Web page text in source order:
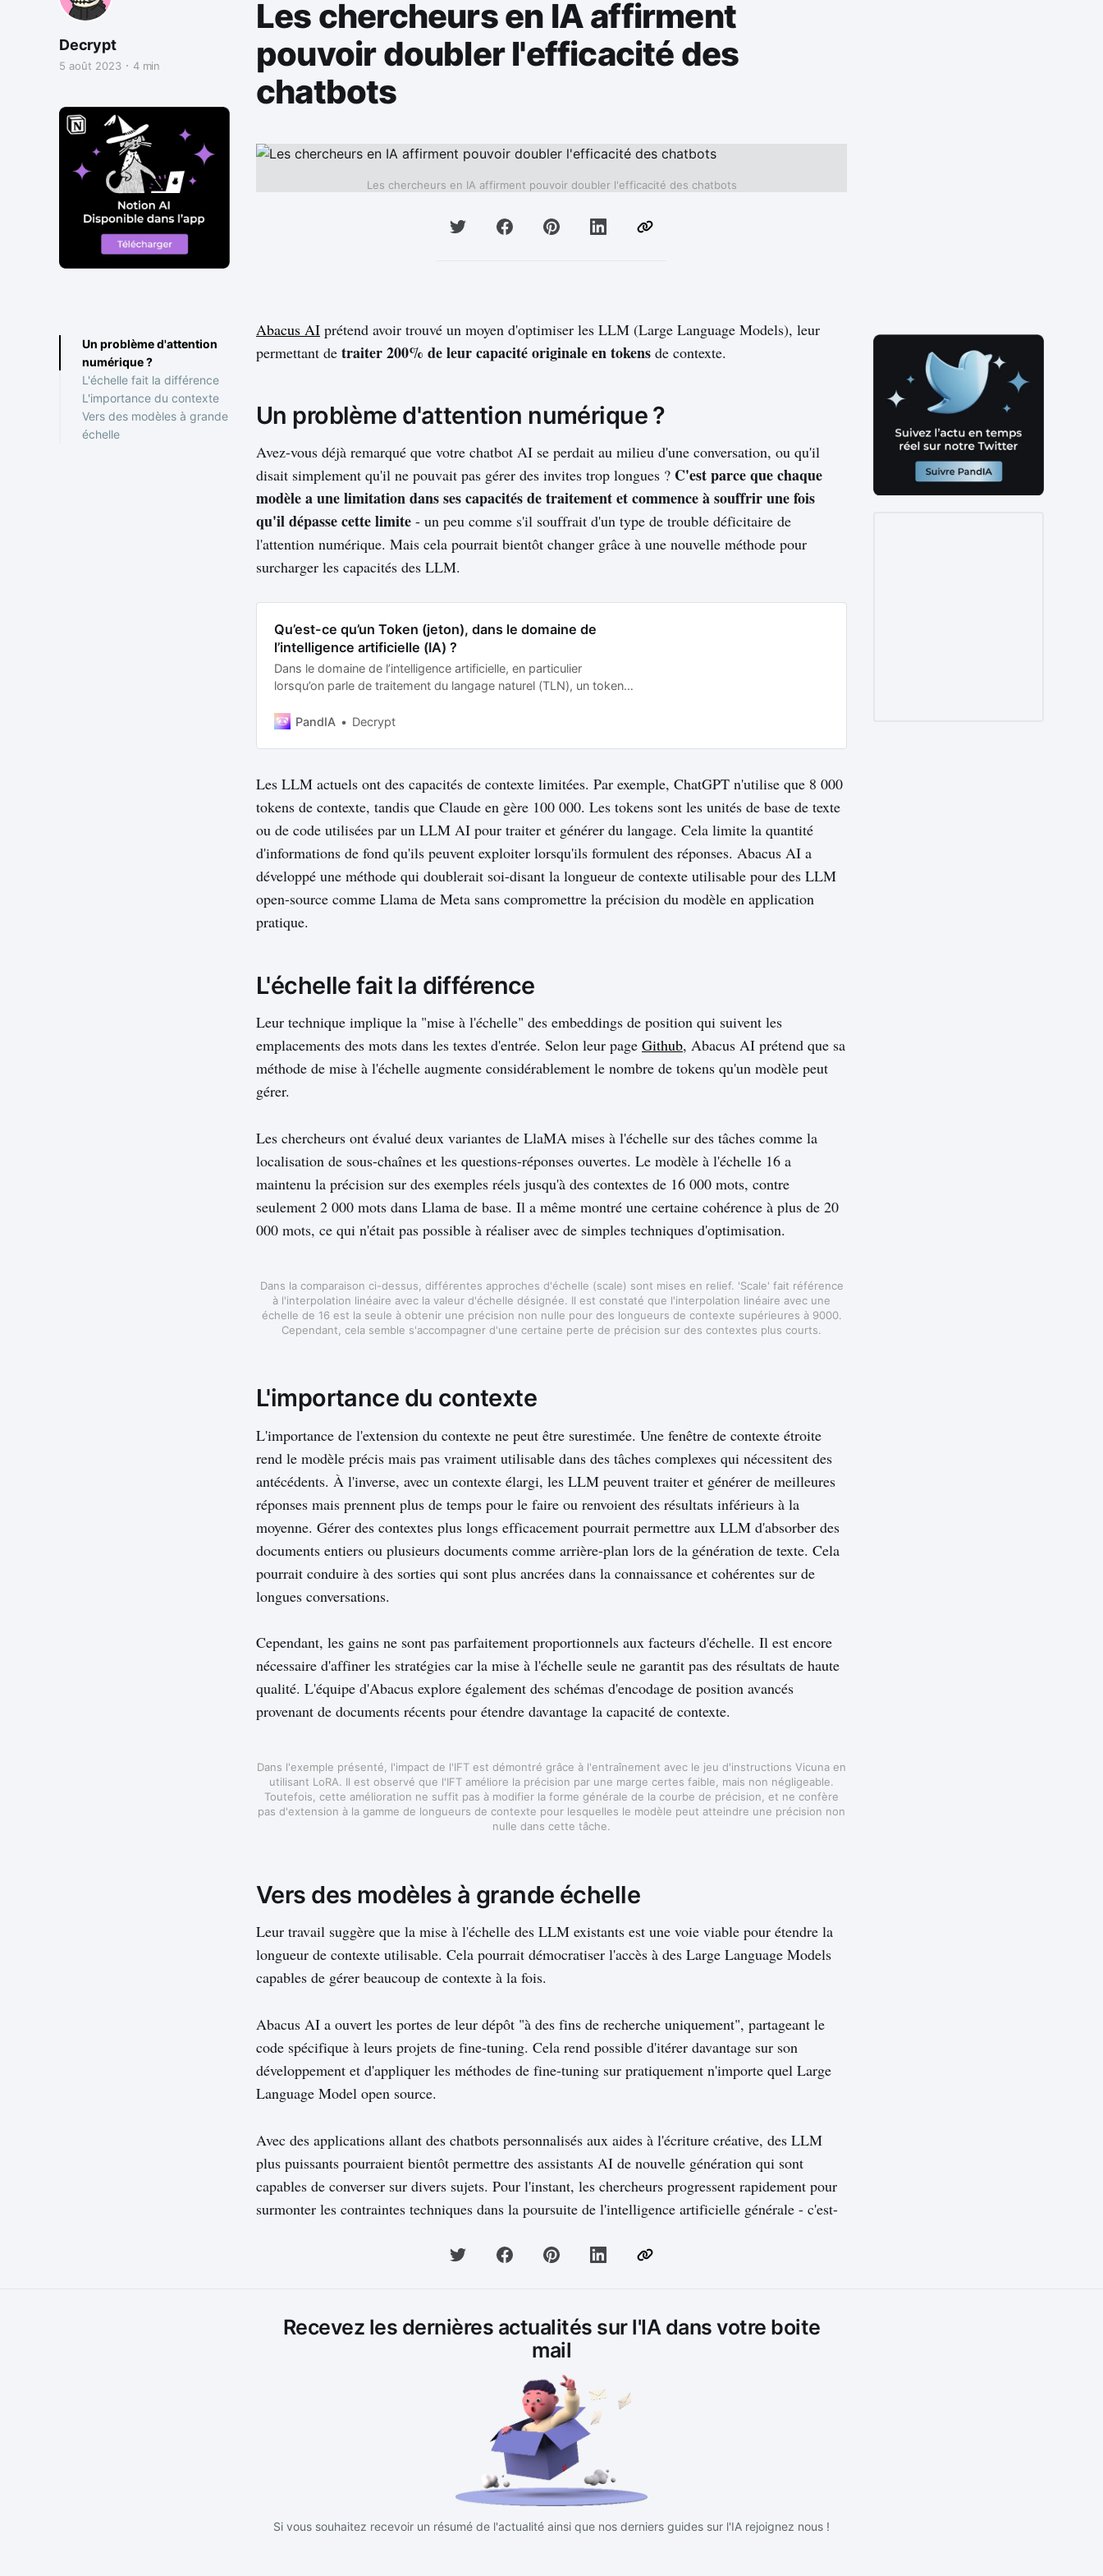
Les chercheurs en IA affirment
pouvoir doubler l'efficacité des
chatbots
Decrypt
5 août 2023 4 min
Les chercheurs en IA affirment pouvoir doubler l'efficacité des chatbots
Un problème d'attention
numérique ?
L'échelle fait la différence
L'importance du contexte
Vers des modèles à grande
échelle
Abacus AI prétend avoir trouvé un moyen d'optimiser les LLM (Large Language Models), leur
permettant de traiter 200% de leur capacité originale en tokens de contexte.
Un problème d'attention numérique ?
Avez-vous déjà remarqué que votre chatbot AI se perdait au milieu d'une conversation, ou qu'il
disait simplement qu'il ne pouvait pas gérer des invites trop longues ? C'est parce que chaque
modèle a une limitation dans ses capacités de traitement et commence à souffrir une fois
qu'il dépasse cette limite - un peu comme s'il souffrait d'un type de trouble déficitaire de
l'attention numérique. Mais cela pourrait bientôt changer grâce à une nouvelle méthode pour
surcharger les capacités des LLM.
Qu’est-ce qu’un Token (jeton), dans le domaine de
l’intelligence artificielle (IA) ?
Dans le domaine de l’intelligence artificielle, en particulier
lorsqu’on parle de traitement du langage naturel (TLN), un token
Généralement, un token représente un mot, une ponctuation, ou
PandIA Decrypt
Les LLM actuels ont des capacités de contexte limitées. Par exemple, ChatGPT n'utilise que 8 000
tokens de contexte, tandis que Claude en gère 100 000. Les tokens sont les unités de base de texte
ou de code utilisées par un LLM AI pour traiter et générer du langage. Cela limite la quantité
d'informations de fond qu'ils peuvent exploiter lorsqu'ils formulent des réponses. Abacus AI a
développé une méthode qui doublerait soi-disant la longueur de contexte utilisable pour des LLM
open-source comme Llama de Meta sans compromettre la précision du modèle en application
pratique.
L'échelle fait la différence
Leur technique implique la "mise à l'échelle" des embeddings de position qui suivent les
emplacements des mots dans les textes d'entrée. Selon leur page Github, Abacus AI prétend que sa
méthode de mise à l'échelle augmente considérablement le nombre de tokens qu'un modèle peut
gérer.
Les chercheurs ont évalué deux variantes de LlaMA mises à l'échelle sur des tâches comme la
localisation de sous-chaînes et les questions-réponses ouvertes. Le modèle à l'échelle 16 a
maintenu la précision sur des exemples réels jusqu'à des contextes de 16 000 mots, contre
seulement 2 000 mots dans Llama de base. Il a même montré une certaine cohérence à plus de 20
000 mots, ce qui n'était pas possible à réaliser avec de simples techniques d'optimisation.
Dans la comparaison ci-dessus, différentes approches d'échelle (scale) sont mises en relief. 'Scale' fait référence
à l'interpolation linéaire avec la valeur d'échelle désignée. Il est constaté que l'interpolation linéaire avec une
échelle de 16 est la seule à obtenir une précision non nulle pour des longueurs de contexte supérieures à 9000.
Cependant, cela semble s'accompagner d'une certaine perte de précision sur des contextes plus courts.
L'importance du contexte
L'importance de l'extension du contexte ne peut être surestimée. Une fenêtre de contexte étroite
rend le modèle précis mais pas vraiment utilisable dans des tâches complexes qui nécessitent des
antécédents. À l'inverse, avec un contexte élargi, les LLM peuvent traiter et générer de meilleures
réponses mais prennent plus de temps pour le faire ou renvoient des résultats inférieurs à la
moyenne. Gérer des contextes plus longs efficacement pourrait permettre aux LLM d'absorber des
documents entiers ou plusieurs documents comme arrière-plan lors de la génération de texte. Cela
pourrait conduire à des sorties qui sont plus ancrées dans la connaissance et cohérentes sur de
longues conversations.
Cependant, les gains ne sont pas parfaitement proportionnels aux facteurs d'échelle. Il est encore
nécessaire d'affiner les stratégies car la mise à l'échelle seule ne garantit pas des résultats de haute
qualité. L'équipe d'Abacus explore également des schémas d'encodage de position avancés
provenant de documents récents pour étendre davantage la capacité de contexte.
Dans l'exemple présenté, l'impact de l'IFT est démontré grâce à l'entraînement avec le jeu d'instructions Vicuna en
utilisant LoRA. Il est observé que l'IFT améliore la précision par une marge certes faible, mais non négligeable.
Toutefois, cette amélioration ne suffit pas à modifier la forme générale de la courbe de précision, et ne confère
pas d'extension à la gamme de longueurs de contexte pour lesquelles le modèle peut atteindre une précision non
nulle dans cette tâche.
Vers des modèles à grande échelle
Leur travail suggère que la mise à l'échelle des LLM existants est une voie viable pour étendre la
longueur de contexte utilisable. Cela pourrait démocratiser l'accès à des Large Language Models
capables de gérer beaucoup de contexte à la fois.
Abacus AI a ouvert les portes de leur dépôt "à des fins de recherche uniquement", partageant le
code spécifique à leurs projets de fine-tuning. Cela rend possible d'itérer davantage sur son
développement et d'appliquer les méthodes de fine-tuning sur pratiquement n'importe quel Large
Language Model open source.
Avec des applications allant des chatbots personnalisés aux aides à l'écriture créative, des LLM
plus puissants pourraient bientôt permettre des assistants AI de nouvelle génération qui sont
capables de converser sur divers sujets. Pour l'instant, les chercheurs progressent rapidement pour
surmonter les contraintes techniques dans la poursuite de l'intelligence artificielle générale - c'est-
Recevez les dernières actualités sur l'IA dans votre boite
mail
Si vous souhaitez recevoir un résumé de l'actualité ainsi que nos derniers guides sur l'IA rejoignez nous !